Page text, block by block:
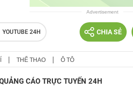
Advertisement
YOUTUBE 24H CHIA SẺ
THỂ THAO Ô TÔ
CÁO TRỰC TUYẾN 24H